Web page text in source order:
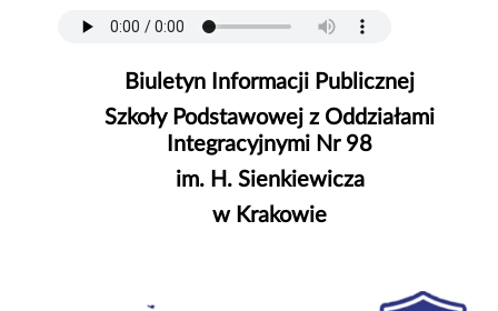
Biuletyn Informacji Publicznej
Szkoły Podstawowej z Oddziałami
Integracyjnymi Nr 98
im. H. Sienkiewicza
w Krakowie